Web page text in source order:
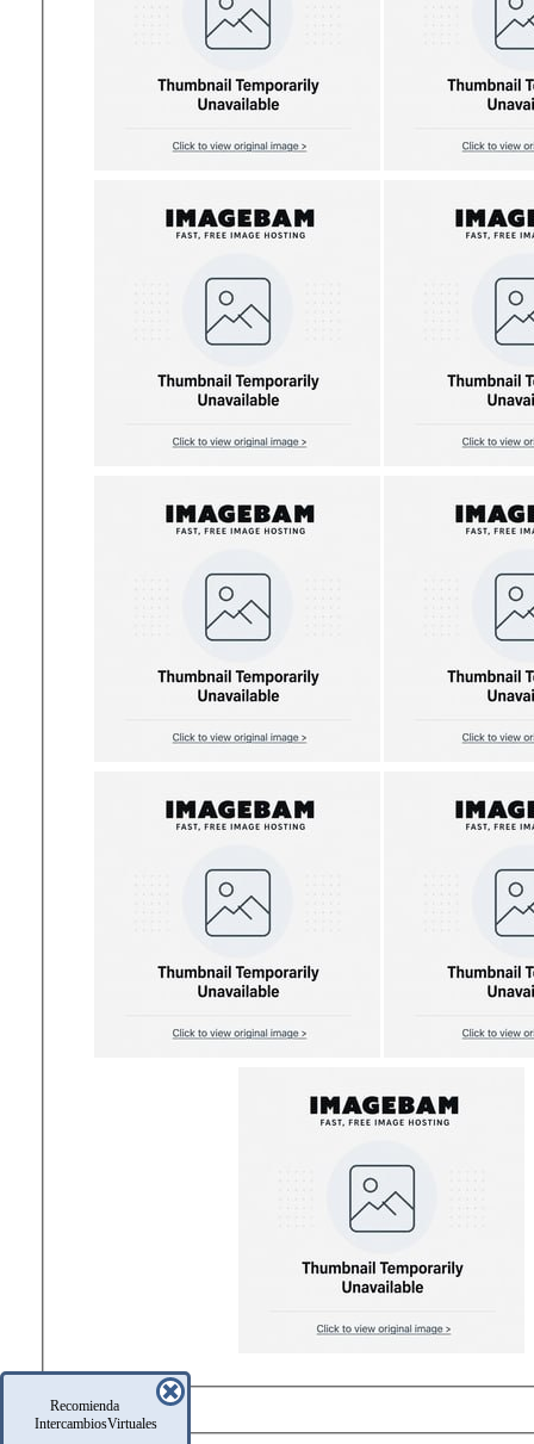
Recomienda
IntercambiosVirtuales
ENLACES PRIVADOS